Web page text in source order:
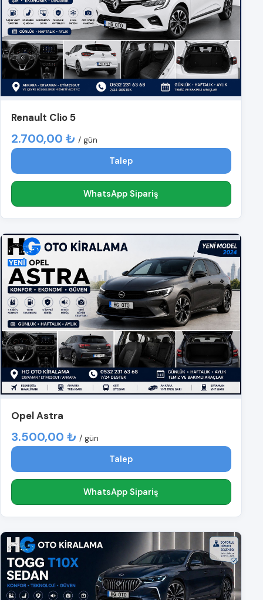
Renault Clio 5
2.700,00 ₺ / gün
Talep
WhatsApp Sipariş
Opel Astra
3.500,00 ₺ / gün
Talep
WhatsApp Sipariş